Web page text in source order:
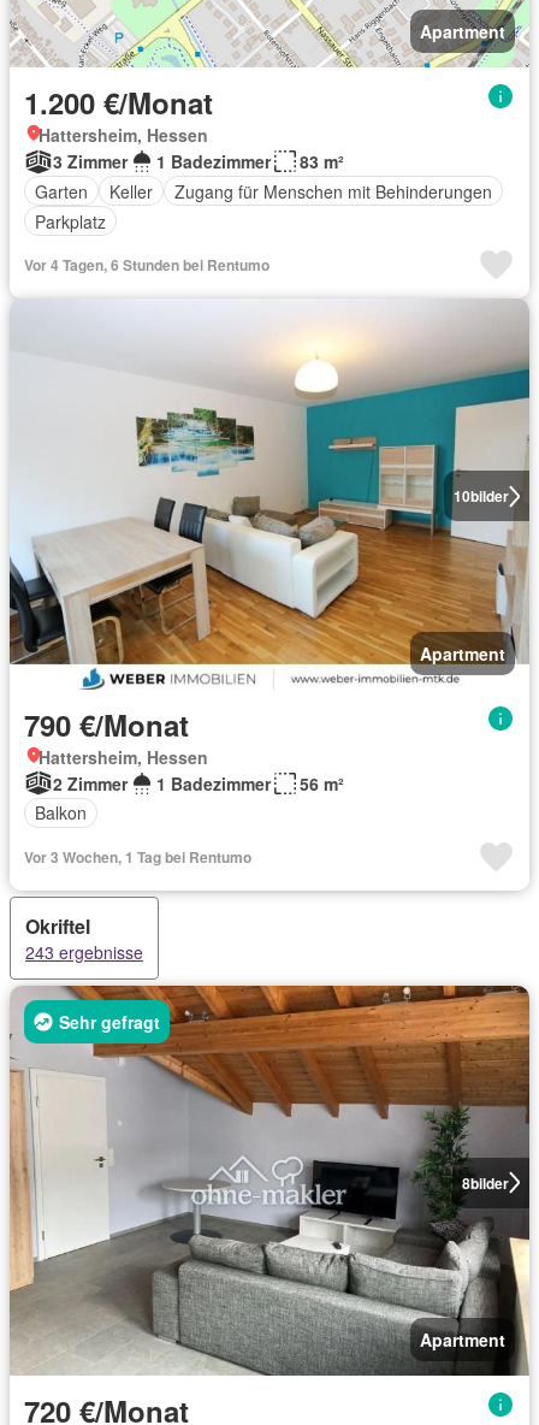
Apartment
1.200 €/Monat
Hattersheim, Hessen
3 Zimmer
1 Badezimmer
83 m²
Garten
Keller
Zugang für Menschen mit Behinderungen
Parkplatz
Vor 4 Tagen, 6 Stunden bei Rentumo
10bilder
Apartment
790 €/Monat
Hattersheim, Hessen
2 Zimmer
1 Badezimmer
56 m²
Balkon
Vor 3 Wochen, 1 Tag bei Rentumo
Okriftel
243 ergebnisse
8bilder
Sehr gefragt
Apartment
720 €/Monat